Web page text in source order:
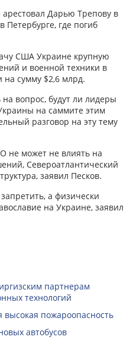
Дарью Трепову в
Петербурге, где погиб
США Украине крупную
и военной техники в
на сумму $2,6 млрд.
на вопрос, будут ли лидеры
на саммите этим
разговор на эту тему
не может не влиять на
Североатлантический
заявил Песков.
а физически
на Украине, заявил
партнерам
технологий
высокая пожароопасность
автобусов